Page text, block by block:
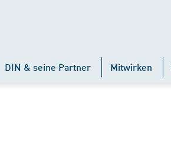
DIN & seine Partner Mitwirken